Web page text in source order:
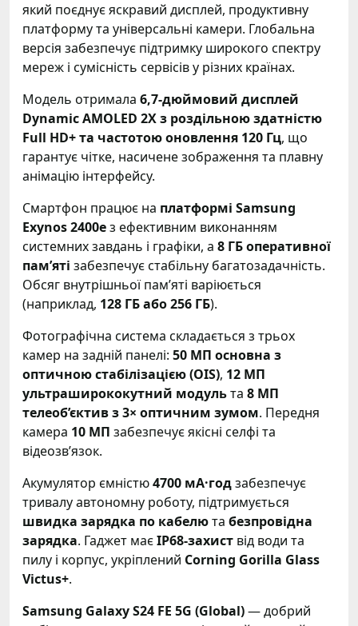
який поєднує яскравий дисплей, продуктивну
платформу та універсальні камери. Глобальна
версія забезпечує підтримку широкого спектру
мереж і сумісність сервісів у різних країнах.
Модель отримала 6,7-дюймовий дисплей
Dynamic AMOLED 2X з роздільною здатністю
Full HD+ та частотою оновлення 120 Гц, що
гарантує чітке, насичене зображення та плавну
анімацію інтерфейсу.
Смартфон працює на платформі Samsung
Exynos 2400eз ефективним виконанням
системних завдань і графіки, а 8 ГБ оперативної
пам’яті забезпечує стабільну багатозадачність.
Обсяг внутрішньої пам’яті варіюється
(наприклад, 128 ГБ або 256 ГБ).
Фотографічна система складається з трьох
камер на задній панелі: 50 МП основна з
оптичною стабілізацією (OIS), 12 МП
ультраширококутний модульта 8 МП
телеоб’єктив з 3× оптичним зумом. Передня
камера 10 МП забезпечує якісні селфі та
відеозв’язок.
Акумулятор ємністю4700 мА·годзабезпечує
тривалу автономну роботу, підтримується
швидка зарядка по кабелюта безпровідна
зарядка. Гаджет маєIP68-захист від води та
пилу і корпус, укріплений Corning Gorilla Glass
Victus+.
Samsung Galaxy S24 FE 5G (Global)— добрий